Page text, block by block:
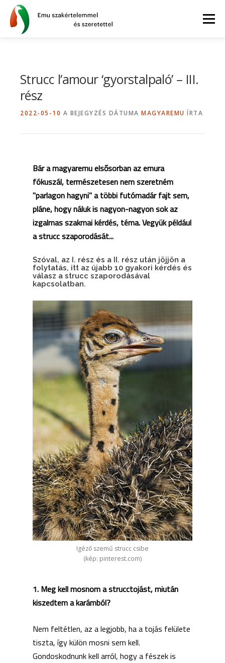
Tovább
tartalomhoz
Menü
INFORMÁCIÓK
Strucc l’amour ‘gyorstalpaló’ – III.
rész
2022-05-10 A BEJEGYZÉS DÁTUMA MAGYAREMU ÍRTA
Bár a magyaremu elsősorban az emura
fókuszál, természetesen nem szeretném
"parlagon hagyni" a többi futómadár fajt sem,
pláne, hogy náluk is nagyon-nagyon sok az
izgalmas szakmai kérdés, téma. Vegyük például
a strucc szaporodását...
Szóval, az I. rész és a II. rész után jöjjön a
folytatás, itt az újabb 10 gyakori kérdés és
válasz a strucc szaporodásával
kapcsolatban.
Igéző szemű strucc csibe
(kép: pinterest.com)
1. Meg kell mosnom a strucctojást, miután
kiszedtem a karámból?
Nem feltétlen, az a legjobb, ha a tojás felülete
tiszta, így külön mosni sem kell.
Gondoskodnunk kell arról, hogy a fészek is